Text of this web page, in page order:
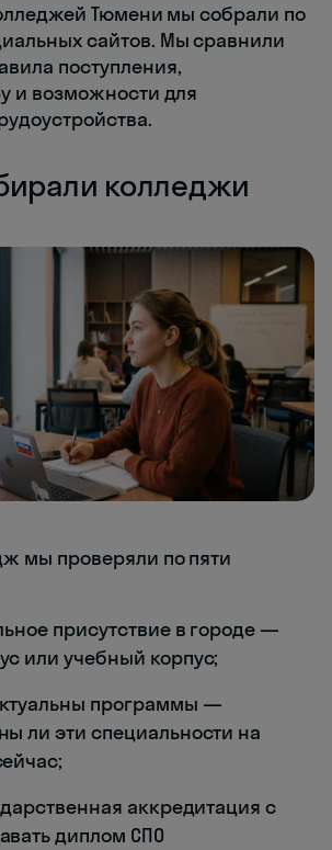
Тюмени мы собрали по
сайтов. Мы сравнили
поступления,
и возможности для
колледжи
мы проверяли по пяти
присутствие в городе —
или учебный корпус;
программы —
ли эти специальности на
аккредитация с
диплом СПО